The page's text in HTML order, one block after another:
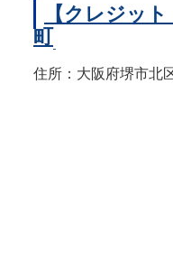
【クレジッ
町
住所：大阪府堺市北